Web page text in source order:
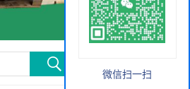
微信扫一扫